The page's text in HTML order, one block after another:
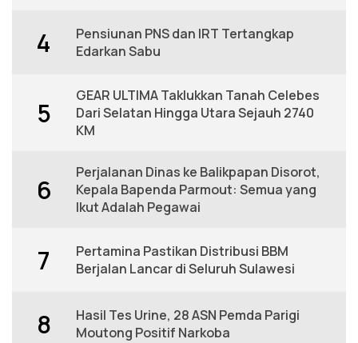
4
Pensiunan PNS dan IRT Tertangkap
Edarkan Sabu
5
GEAR ULTIMA Taklukkan Tanah Celebes
Dari Selatan Hingga Utara Sejauh 2740
KM
6
Perjalanan Dinas ke Balikpapan Disorot,
Kepala Bapenda Parmout: Semua yang
Ikut Adalah Pegawai
7
Pertamina Pastikan Distribusi BBM
Berjalan Lancar di Seluruh Sulawesi
8
Hasil Tes Urine, 28 ASN Pemda Parigi
Moutong Positif Narkoba